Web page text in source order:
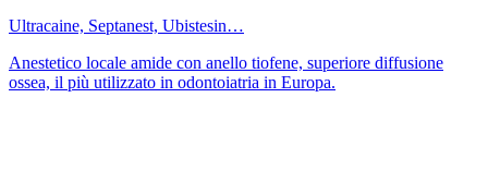
Ultracaine, Septanest, Ubistesin…
Anestetico locale amide con anello tiofene, superiore diffusione
ossea, il più utilizzato in odontoiatria in Europa.